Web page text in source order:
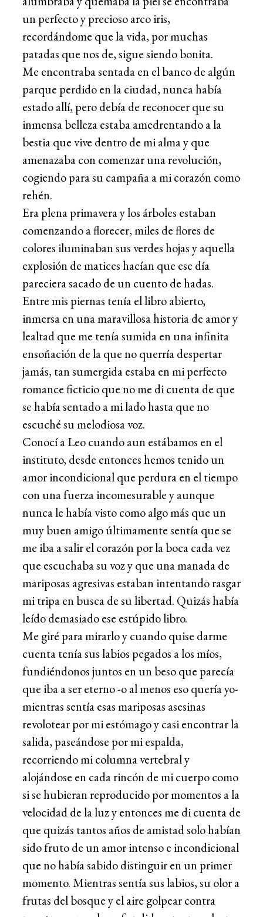
un perfecto y precioso arco iris,
recordándome que la vida, por muchas
patadas que nos de, sigue siendo bonita.
Me encontraba sentada en el banco de algún
parque perdido en la ciudad, nunca había
estado allí, pero debía de reconocer que su
inmensa belleza estaba amedrentando a la
bestia que vive dentro de mi alma y que
amenazaba con comenzar una revolución,
cogiendo para su campaña a mi corazón como
rehén.
Era plena primavera y los árboles estaban
comenzando a florecer, miles de flores de
colores iluminaban sus verdes hojas y aquella
explosión de matices hacían que ese día
pareciera sacado de un cuento de hadas.
Entre mis piernas tenía el libro abierto,
inmersa en una maravillosa historia de amor y
lealtad que me tenía sumida en una infinita
ensoñación de la que no querría despertar
jamás, tan sumergida estaba en mi perfecto
romance ficticio que no me di cuenta de que
se había sentado a mi lado hasta que no
escuché su melodiosa voz.
Conocí a Leo cuando aun estábamos en el
instituto, desde entonces hemos tenido un
amor incondicional que perdura en el tiempo
con una fuerza incomesurable y aunque
nunca le había visto como algo más que un
muy buen amigo últimamente sentía que se
me iba a salir el corazón por la boca cada vez
que escuchaba su voz y que una manada de
mariposas agresivas estaban intentando rasgar
mi tripa en busca de su libertad. Quizás había
leído demasiado ese estúpido libro.
Me giré para mirarlo y cuando quise darme
cuenta tenía sus labios pegados a los míos,
fundiéndonos juntos en un beso que parecía
que iba a ser eterno -o al menos eso quería yo-
mientras sentía esas mariposas asesinas
revolotear por mi estómago y casi encontrar la
salida, paseándose por mi espalda,
recorriendo mi columna vertebral y
alojándose en cada rincón de mi cuerpo como
si se hubieran reproducido por momentos a la
velocidad de la luz y entonces me di cuenta de
que quizás tantos años de amistad solo habían
sido fruto de un amor intenso e incondicional
que no había sabido distinguir en un primer
momento. Mientras sentía sus labios, su olor a
frutas del bosque y el aire golpear contra